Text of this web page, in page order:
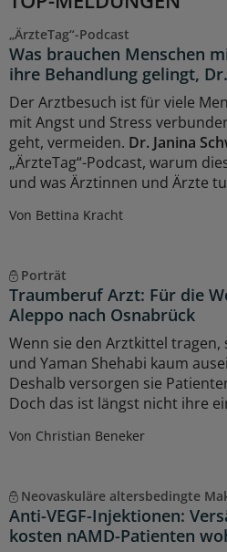
„ÄrzteTag“-Podcast
Was brauchen Menschen
ihre Behandlung gelingt,
Der Arztbesuch ist für viele
mit Angst und Stress
geht, vermeiden. Dr. Janina
„ÄrzteTag“-Podcast, warum
und was Ärztinnen und Ärzte
Von Bettina Kracht
Porträt
Traumberuf Arzt: Für die
Aleppo nach Osnabrück
Wenn sie den Arztkittel tragen,
und Yaman Shehabi kaum
Deshalb versorgen sie
Doch das ist längst nicht ihre
Von Christian Beneker
Neovaskuläre altersbedingte
Anti-VEGF-Injektionen:
kosten nAMD-Patienten